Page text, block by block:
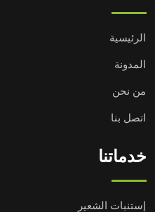
الرئيسية
المدونة
من نحن
اتصل بنا
خدماتنا
إستنبات الشعير